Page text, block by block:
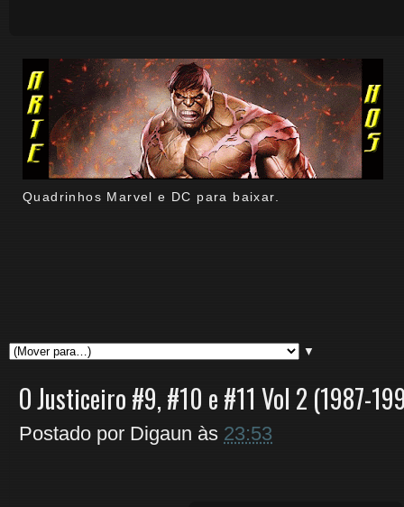
Quadrinhos Marvel e DC para baixar.
▼
O Justiceiro #9, #10 e #11 Vol 2 (1987-
Postado por Digaun às 23:53